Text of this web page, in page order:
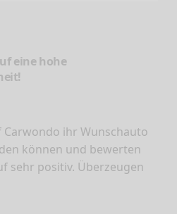
eine hohe
Carwondo ihr Wunschauto
können und bewerten
sehr positiv. Überzeugen